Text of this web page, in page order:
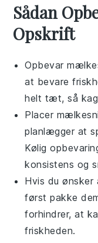
Sådan
Opskrift
Opbevar
at bevare
helt tæt, så
Placer
planlægger at
Kølig
konsistens og
Hvis du
først pakke
forhindrer, at
friskheden.